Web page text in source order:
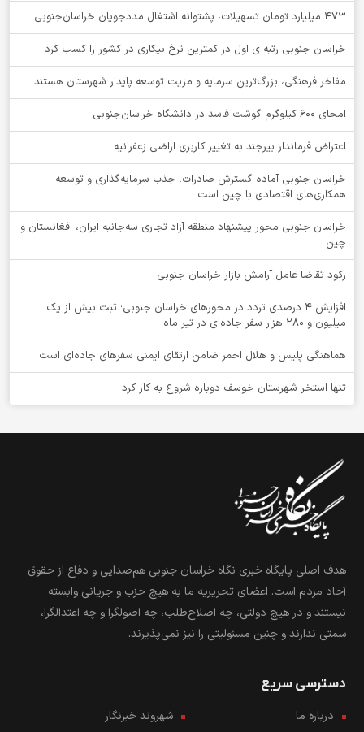
۴۷۳ میلیارد تومان تسهیلات، پشتوانه اشتغال مددجویان خراسان‌جنوبی
خراسان جنوبی رتبه ی اول در کمترین نرخ بیکاری در کشور را کسب کرد
مفاخر فرهنگی، بزرگ‌ترین سرمایه و مزیت توسعه پایدار شهرستان هستند
امحای ۶۰۰ کیلوگرم گوشت فاسد در دانشگاه خراسان‌جنوبی
اعتراض فرماندار بیرجند به تغییر کاربری اراضی زعفرانیه
خراسان جنوبی آماده گسترش صادرات، جذب سرمایه‌گذاری و توسعه
همکاری‌های اقتصادی با چین است
خراسان جنوبی محور پیشنهاد منطقه آزاد تجاری سه‌جانبه ایران، افغانستان و
چین
رکود تقاضا عامل آرامش بازار خراسان جنوبی
افزایش 4 درصدی تردد در محورهای خراسان جنوبی؛ ثبت بیش از یک
میلیون و 280 هزار سفر جاده‌ای در تیر ماه
هماهنگی پلیس و هلال احمر ضامن ارتقای ایمنی سفرهای جاده‌ای است
تنها استخر شهرستان خوسف دوباره شروع به کار کرد
هدف اصلی پایگاه خبری نگاه خراسان جنوبی هم‌صدایی و دفاع از حقوق
آحاد مردم است. اعضای تحریریه ما به هیچ حزب و جریانی وابسته
نیستند و در هیچ دولتی، چه اصلاح‌طلب، چه اصولگرا و چه اعتدالگرا،
سمتی ندارند و چنین مسئولیتی را نیز نمی‌پذیرند.
دسترسی سریع
درباره ما شهروند خبرنگار